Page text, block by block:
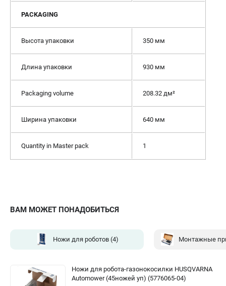
ВАМ МОЖЕТ ПОНАДОБИТЬСЯ
Ножи для роботов (4) Монтажные
Ножи для робота-газонокосилки HUSQVARNA
Automower (45ножей уп) (5776065-04)
PACKAGING
Высота упаковки 350 мм
Длина упаковки 930 мм
Packaging volume 208.32 дм²
Ширина упаковки 640 мм
Quantity in Master pack 1